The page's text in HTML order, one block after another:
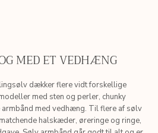
MED ET VEDHÆNG
dækker flere vidt forskellige
med sten og perler, chunky
med vedhæng. Til flere af sølv
halskæder, øreringe og ringe,